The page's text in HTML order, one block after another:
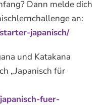
Dann melde dich
an:
japanisch/
und Katakana
„Japanisch für
fuer-